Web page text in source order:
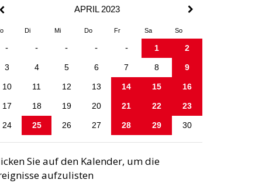
APRIL 2023
Di Mi Do Fr Sa So
- - - - - 1 2
3 4 5 6 7 8 9
10 11 12 13 14 15 16
17 18 19 20 21 22 23
24 25 26 27 28 29 30
Sie auf den Kalender, um die
aufzulisten